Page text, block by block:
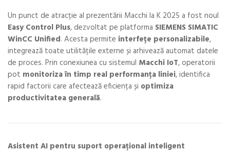
Un punct de atracție al prezentării Macchi la K 2025 a fost noul
Easy Control Plus, dezvoltat pe platforma SIEMENS SIMATIC
WinCC Unified. Acesta permite interfețe personalizabile,
integrează toate utilitățile externe și arhivează automat datele
de proces. Prin conexiunea cu sistemul Macchi IoT, operatorii
pot monitoriza în timp real performanța liniei, identifica
rapid factorii care afectează eficiența și optimiza
productivitatea generală.
Asistent AI pentru suport operațional inteligent